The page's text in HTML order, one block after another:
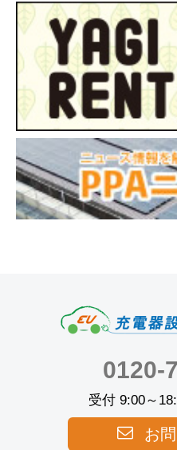
0120-
受付 9:00～
お